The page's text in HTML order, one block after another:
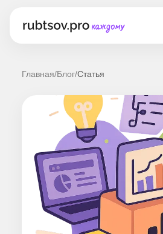
Главная/Блог/Статья